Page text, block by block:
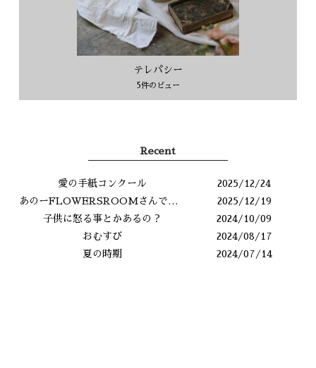
テレパシー
5件のビュー
Recent
愛の手紙コンクール
2025/12/24
2025/12/19
子供に怒る事とかあるの？
2024/10/09
おむすび
2024/08/17
夏の時期
2024/07/14